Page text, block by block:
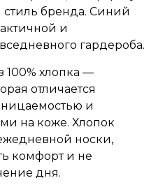
бренда. Синий
и
гардероба.
хлопка —
отличается
и
на коже. Хлопок
носки,
комфорт и не
дня.